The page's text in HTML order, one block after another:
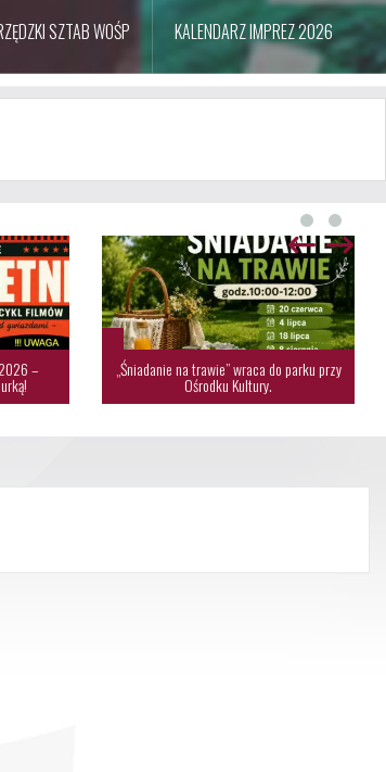
SZTAB WOŚP KALENDARZ IMPREZ 2026
– „Śniadanie na trawie” wraca do parku przy
Ośrodku Kultury.